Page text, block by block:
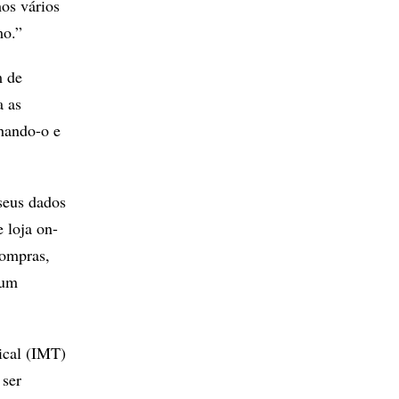
vários
de
as
o e
dados
loja on-
(IMT)